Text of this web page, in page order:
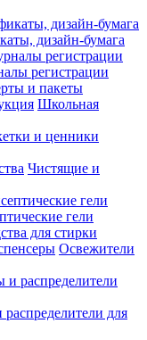
дизайн-бумага
регистрации
и пакеты
Школьная
и ценники
Чистящие и
гели
для стирки
Освежители
для